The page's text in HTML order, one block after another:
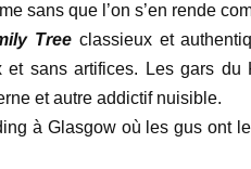
sans que l’on s’en rende
Tree classieux et
et sans artifices. Les gars
et autre addictif nuisible.
à Glasgow où les gus ont